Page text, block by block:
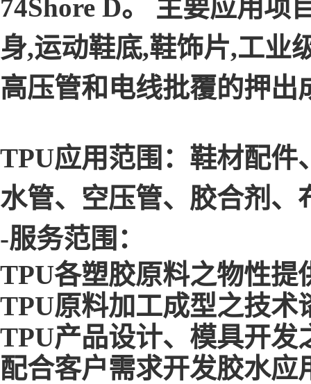
74Shore D。 主要应用项
身,运动鞋底,鞋饰片,工业
高压管和电线批覆的押出
TPU应用范围：鞋材配件
水管、空压管、胶合剂
-服务范围：
TPU各塑胶原料之物性提
TPU原料加工成型之技术
TPU产品设计、模具开发
配合客户需求开发胶水